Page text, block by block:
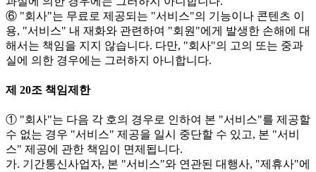
⑥ "회사"는 무료로 제공되는 "서비스"의 기능이나 콘텐츠 이
용, "서비스" 내 재화와 관련하여 "회원"에게 발생한 손해에 대
해서는 책임을 지지 않습니다. 다만, "회사"의 고의 또는 중과
실에 의한 경우에는 그러하지 아니합니다.
제 20조 책임제한
① "회사"는 다음 각 호의 경우로 인하여 본 "서비스"를 제공할
수 없는 경우 "서비스" 제공을 일시 중단할 수 있고, 본 "서비
스" 제공에 관한 책임이 면제됩니다.
가. 기간통신사업자, 본 "서비스"와 연관된 대행사, "제휴사"에